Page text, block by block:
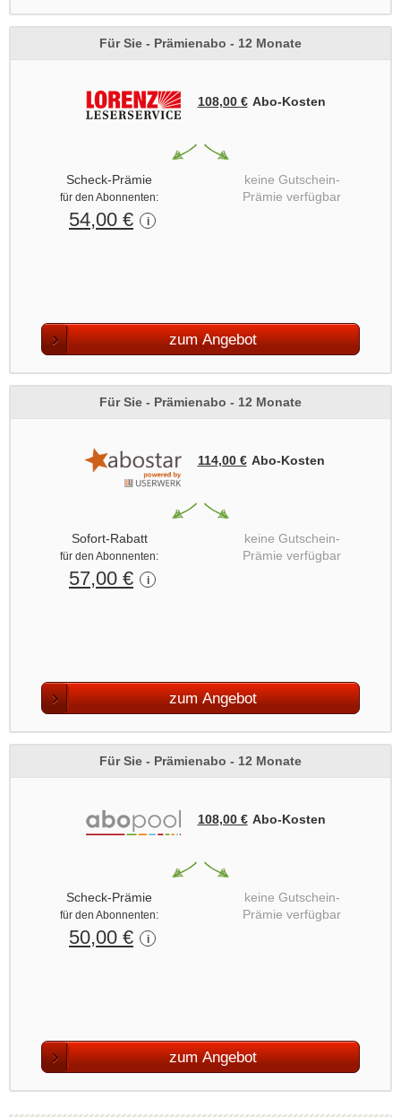
Für Sie - Prämienabo - 12 Monate
108,00 € Abo‑Kosten
Scheck-Prämie
für den Abonnenten:
54,00 € i
keine Gutschein-
Prämie verfügbar
zum Angebot
Für Sie - Prämienabo - 12 Monate
114,00 € Abo‑Kosten
Sofort-Rabatt
für den Abonnenten:
57,00 € i
keine Gutschein-
Prämie verfügbar
zum Angebot
Für Sie - Prämienabo - 12 Monate
108,00 € Abo‑Kosten
Scheck-Prämie
für den Abonnenten:
50,00 € i
keine Gutschein-
Prämie verfügbar
zum Angebot